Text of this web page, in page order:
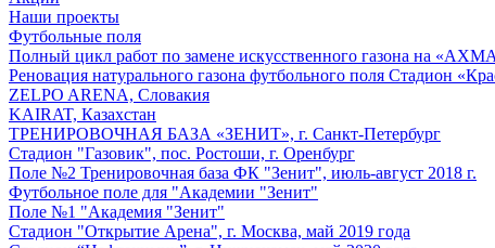
Наши проекты
Футбольные поля
Полный цикл работ по замене искусственного газона на
Реновация натурального газона футбольного поля Стадион
ZELPO ARENA, Словакия
KAIRAT, Казахстан
ТРЕНИРОВОЧНАЯ БАЗА «ЗЕНИТ», г. Санкт-Петербург
Стадион "Газовик", пос. Ростоши, г. Оренбург
Поле №2 Тренировочная база ФК "Зенит", июль-август 2018 г.
Футбольное поле для "Академии "Зенит"
Поле №1 "Академия "Зенит"
Стадион "Открытие Арена", г. Москва, май 2019 года